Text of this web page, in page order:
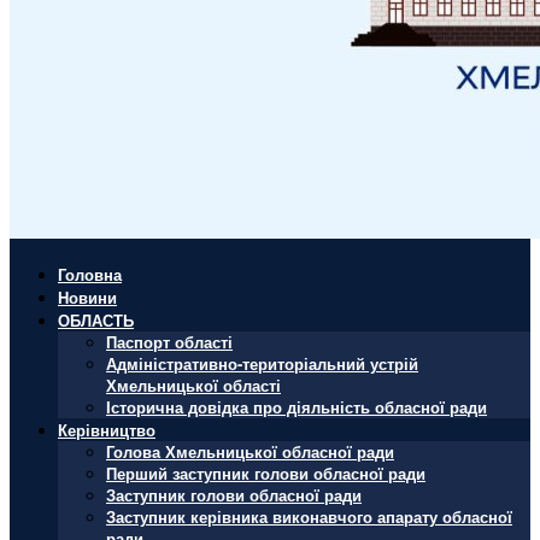
Головна
Новини
ОБЛАСТЬ
Паспорт області
Адміністративно-територіальний устрій
Хмельницької області
Історична довідка про діяльність обласної ради
Керівництво
Голова Хмельницької обласної ради
Перший заступник голови обласної ради
Заступник голови обласної ради
Заступник керівника виконавчого апарату обласної